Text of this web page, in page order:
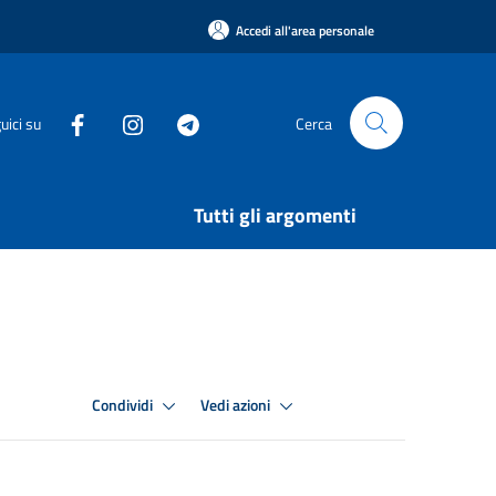
Accedi all'area personale
su Cerca
Tutti gli argomenti
Condividi Vedi azioni